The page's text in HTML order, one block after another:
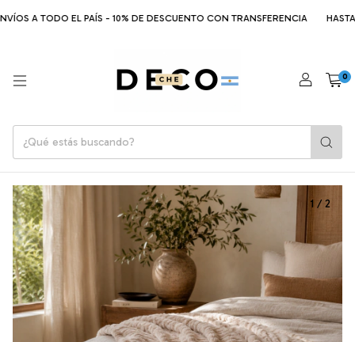
A TODO EL PAÍS - 10% DE DESCUENTO CON TRANSFERENCIA HASTA
0
1 / 2